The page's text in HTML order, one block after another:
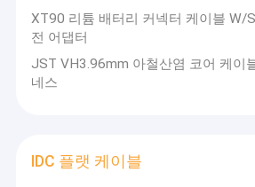
XT90 리튬 배터리 커넥터 케이블 W/
전 어댑터
JST VH3.96mm 아철산염 코어 케이
네스
IDC 플랫 케이블